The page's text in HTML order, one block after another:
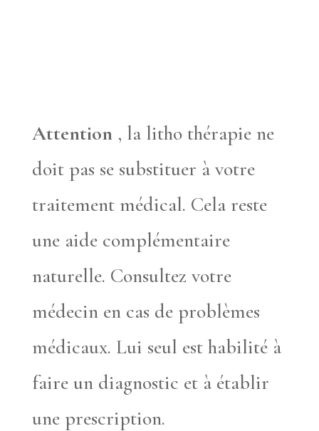
Attention, la litho thérapie ne
doit pas se substituer à votre
traitement médical. Cela reste
une aide complémentaire
naturelle. Consultez votre
médecin en cas de problèmes
médicaux. Lui seul est habilité à
faire un diagnostic et à établir
une prescription.